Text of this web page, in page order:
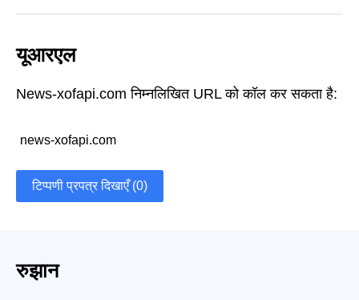
यूआरएल
News-xofapi.com निम्नलिखित URL को कॉल कर सकता है:
news-xofapi.com
टिप्पणी प्रपत्र दिखाएँ (0)
रुझान